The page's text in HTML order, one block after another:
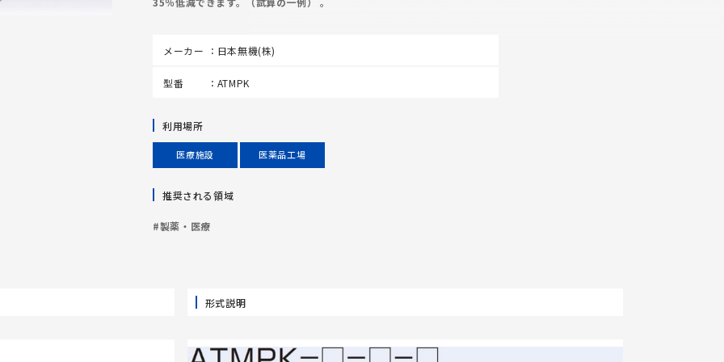
メーカー 日本無機(株)
型番 ATMPK
利用場所
医療施設 医薬品工場
推奨される領域
#製薬・医療
形式説明